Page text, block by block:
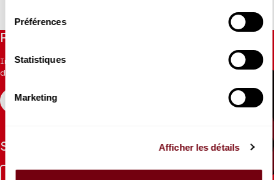
Préférences
Statistiques
Marketing
Afficher les détails
Restez informés
Inscrivez-vous à la newsletter pour recevoir les informations
du Théâtre.
S'INSCRIRE
Suivez-nous